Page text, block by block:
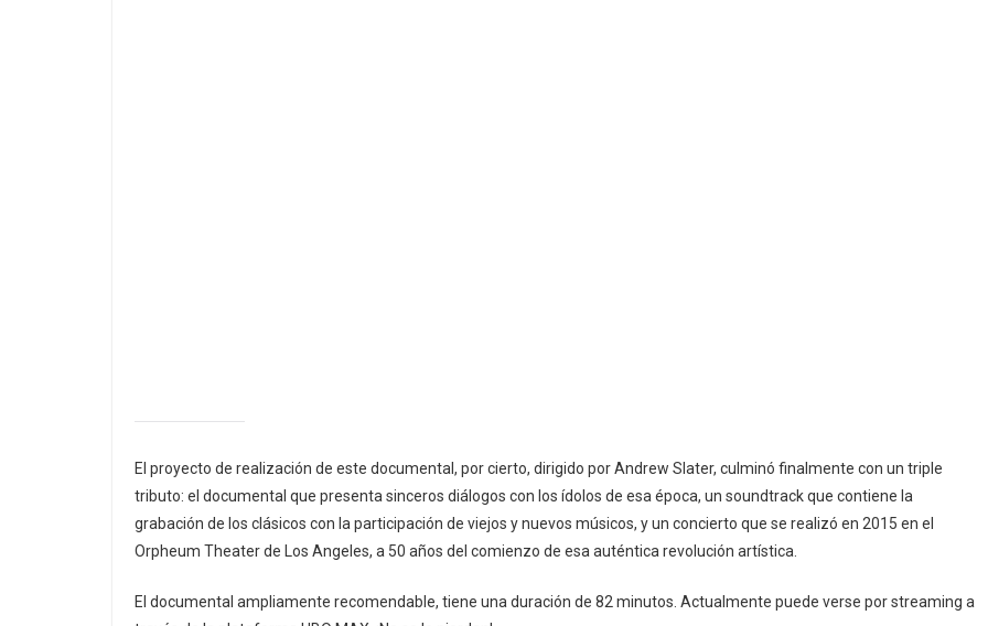
El proyecto de realización de este documental, por cierto, dirigido por Andrew Slater, culminó finalmente con un triple
tributo: el documental que presenta sinceros diálogos con los ídolos de esa época, un soundtrack que contiene la
grabación de los clásicos con la participación de viejos y nuevos músicos, y un concierto que se realizó en 2015 en el
Orpheum Theater de Los Angeles, a 50 años del comienzo de esa auténtica revolución artística.
El documental ampliamente recomendable, tiene una duración de 82 minutos. Actualmente puede verse por streaming a